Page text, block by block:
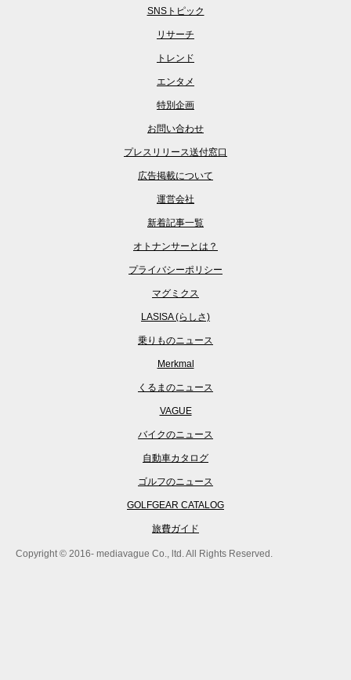
SNSトピック
リサーチ
トレンド
エンタメ
特別企画
お問い合わせ
プレスリリース送付窓口
広告掲載について
運営会社
新着記事一覧
オトナンサーとは？
プライバシーポリシー
マグミクス
LASISA (らしさ)
乗りものニュース
Merkmal
くるまのニュース
VAGUE
バイクのニュース
自動車カタログ
ゴルフのニュース
GOLFGEAR CATALOG
旅費ガイド
Copyright © 2016- mediavague Co., ltd. All Rights Reserved.